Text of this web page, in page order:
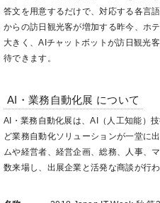
答文を用意するだけで、対応する各言
からの訪日観光客が増加する昨今、ホ
大きく、AIチャットボットが訪日観光
待できます。
AI・業務自動化展 について
AI・業務自動化展は、AI（人工知能）
ど業務自動化ソリューションが一堂に
ムや経営者、経営企画、総務、人事、
数来場し、出展企業と活発な商談が行わ